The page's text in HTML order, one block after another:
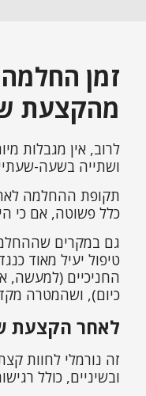
זמן
מהקצעת
לרוב, אין מגבלות
ושתייה בשעה-
תקופת ההחלמה
כלל פשוטה, אם כי
גם במקרים
טיפול יעיל מאוד
החניכיים (למעשה,
כיום), ושהמטרה
לאחר הקצעת
זה נורמלי לחוות
ובשיניים, כולל